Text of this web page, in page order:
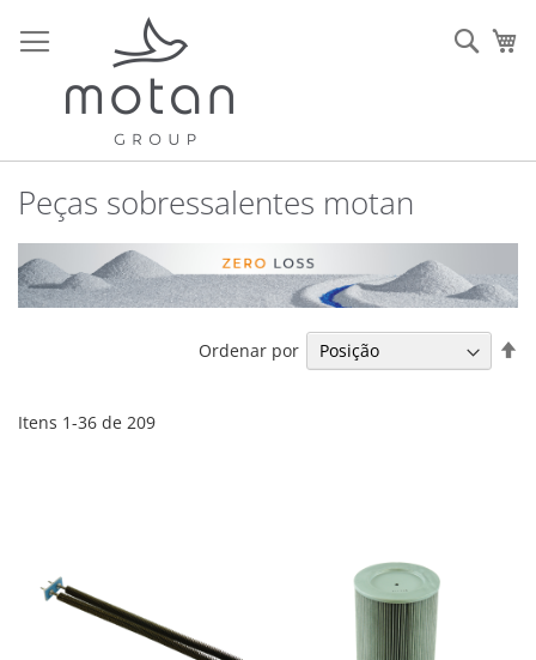
para
o
Conteúdo
Peças sobressalentes motan
Itens 1-36 de 209
Ordenar por